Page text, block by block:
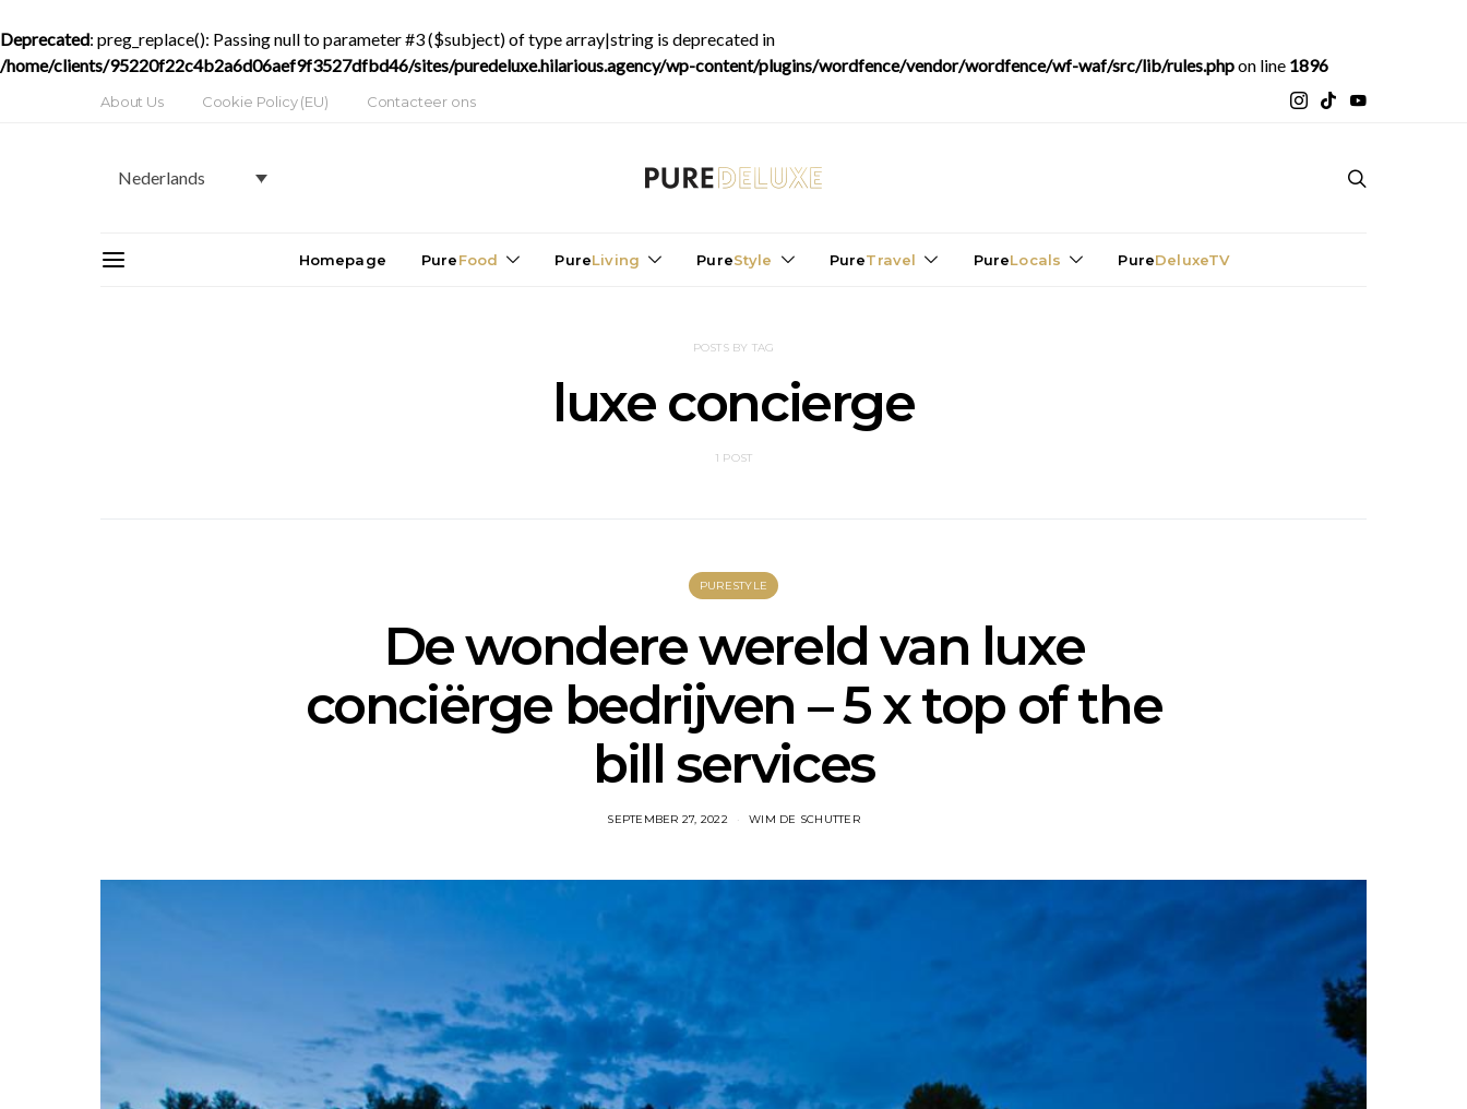
Deprecated: preg_replace(): Passing null to parameter #3 ($subject) of type array|string is deprecated in
/home/clients/95220f22c4b2a6d06aef9f3527dfbd46/sites/puredeluxe.hilarious.agency/wp-content/plugins/wordfence/vendor/wordfence/wf-waf/src/lib/rules.phpon line 1896
About Us Cookie Policy (EU) Contacteer ons
Nederlands
Homepage PureFood PureLiving PureStyle PureTravel PureLocals PureDeluxeTV
POSTS BY TAG
luxe concierge
1 POST
PURESTYLE
De wondere wereld van luxe
conciërge bedrijven – 5 x top of the
bill services
SEPTEMBER 27, 2022 WIM DE SCHUTTER